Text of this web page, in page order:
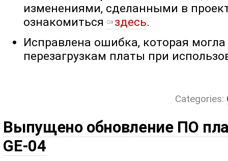
изменениями, сделанными в
ознакомиться ​ здесь.
Исправлена ошибка, которая
перезагрузкам платы при
Categories:
Выпущено обновление ПО
GE-04